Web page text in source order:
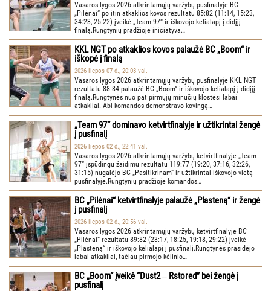
Vasaros lygos 2026 atkrintamųjų varžybų pusfinalyje BC
„Pilėnai“ po itin atkaklios kovos rezultatu 85:82 (11:14, 15:23,
34:23, 25:22) įveikė „Team 97“ ir iškovojo kelialapį į didįjį
finalą.Rungtynių pradžioje iniciatyva…
KKL NGT po atkaklios kovos palaužė BC „Boom“ ir
iškopė į finalą
2026 liepos 07 d., 20:03 val.
Vasaros lygos 2026 atkrintamųjų varžybų pusfinalyje KKL NGT
rezultatu 88:84 palaužė BC „Boom“ ir iškovojo kelialapį į didįjį
finalą.Rungtynės nuo pat pirmųjų minučių klostėsi labai
atkakliai. Abi komandos demonstravo kovingą…
„Team 97“ dominavo ketvirtfinalyje ir užtikrintai žengė
į pusfinalį
2026 liepos 02 d., 22:41 val.
Vasaros lygos 2026 atkrintamųjų varžybų ketvirtfinalyje „Team
97“ įspūdingu žaidimu rezultatu 119:77 (19:20, 37:16, 32:26,
31:15) nugalėjo BC „Pasitikrinam“ ir užtikrintai iškovojo vietą
pusfinalyje.Rungtynių pradžioje komandos…
BC „Pilėnai“ ketvirtfinalyje palaužė „Plasteną“ ir žengė
į pusfinalį
2026 liepos 02 d., 20:56 val.
Vasaros lygos 2026 atkrintamųjų varžybų ketvirtfinalyje BC
„Pilėnai“ rezultatu 89:82 (23:17, 18:25, 19:18, 29:22) įveikė
„Plasteną“ ir iškovojo kelialapį į pusfinalį.Rungtynės prasidėjo
labai atkakliai, tačiau pirmojo kėlinio…
BC „Boom“ įveikė “Dust2 ‒ Rstored” bei žengė į
pusfinalį